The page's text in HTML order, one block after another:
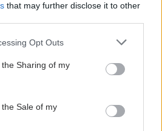
that may further disclose it to other
app uses one or more Google
usage behaviour. You may click to
Google and its third-party tags to
purposes in below Google
Opt Outs
Sharing of my
Sale of my